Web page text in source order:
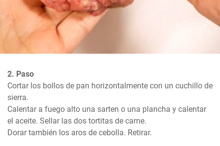
2. Paso
Cortar los bollos de pan horizontalmente con un cuchillo de
sierra.
Calentar a fuego alto una sarten o una plancha y calentar
el aceite. Sellar las dos tortitas de carne.
Dorar también los aros de cebolla. Retirar.